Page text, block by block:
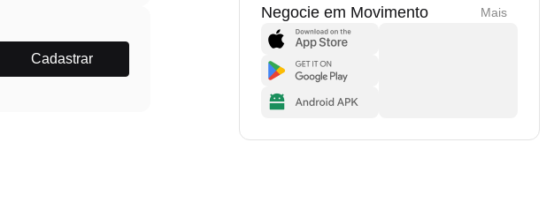
Cadastrar
Negocie em Movimento Mais